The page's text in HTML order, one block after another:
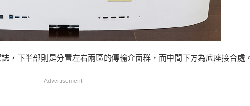
，下半部則是分置左右兩區的傳輸介面群，而中間下方為底座接合處。